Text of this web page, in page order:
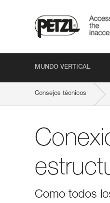
MUNDO VERTICAL
Consejos técnicos
Como todos